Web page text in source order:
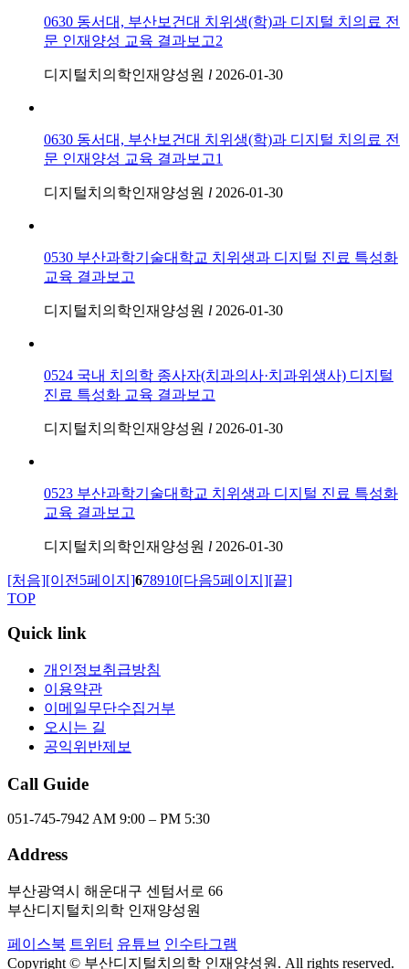
0630 동서대, 부산보건대 치위생(학)과 디지털 치의료 전
문 인재양성 교육 결과보고2
디지털치의학인재양성원 l 2026-01-30
0630 동서대, 부산보건대 치위생(학)과 디지털 치의료 전
문 인재양성 교육 결과보고1
디지털치의학인재양성원 l 2026-01-30
0530 부산과학기술대학교 치위생과 디지털 진료 특성화
교육 결과보고
디지털치의학인재양성원 l 2026-01-30
0524 국내 치의학 종사자(치과의사·치과위생사) 디지털
진료 특성화 교육 결과보고
디지털치의학인재양성원 l 2026-01-30
0523 부산과학기술대학교 치위생과 디지털 진료 특성화
교육 결과보고
디지털치의학인재양성원 l 2026-01-30
[처음][이전5페이지]678910[다음5페이지][끝]
TOP
Quick link
개인정보취급방침
이용약관
이메일무단수집거부
오시는 길
공익위반제보
Call Guide
051-745-7942AM 9:00 – PM 5:30
Address
부산광역시 해운대구 센텀서로 66
부산디지털치의학 인재양성원
페이스북 트위터 유튜브 인수타그램
Copyright © 부산디지털치의학 인재양성원. All rights reserved.